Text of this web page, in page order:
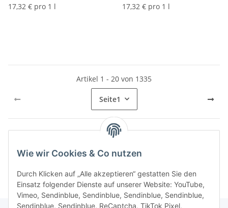
17,32 € pro 1 l
17,32 € pro 1 l
Artikel 1 - 20 von 1335
Seite1
Kategorien
Wie wir Cookies & Co nutzen
Durch Klicken auf „Alle akzeptieren“ gestatten Sie den
Einsatz folgender Dienste auf unserer Website: YouTube,
Vimeo, Sendinblue, Sendinblue, Sendinblue, Sendinblue,
Sendinblue, Sendinblue, ReCaptcha, TikTok Pixel,